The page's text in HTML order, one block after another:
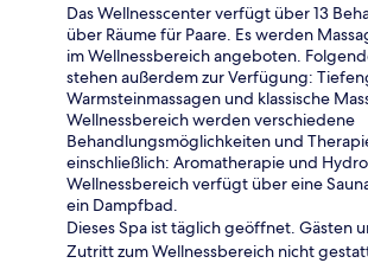
Das Wellnesscenter verfügt über 13
über Räume für Paare. Es werden
im Wellnessbereich angeboten.
stehen außerdem zur Verfügung:
Warmsteinmassagen und klassische
Wellnessbereich werden verschiedene
Behandlungsmöglichkeiten und
einschließlich: Aromatherapie und
Wellnessbereich verfügt über eine
ein Dampfbad.
Dieses Spa ist täglich geöffnet. Gästen
Zutritt zum Wellnessbereich nicht